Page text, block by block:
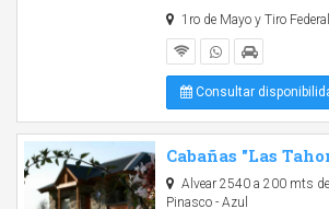
1ro de Mayo y Tiro
Consultar
Cabañas "Las
Alvear 2540 a 200 mts
Pinasco - Azul